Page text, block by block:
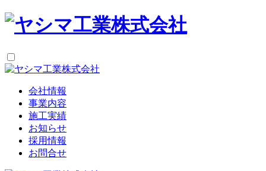
会社情報
事業内容
施工実績
お知らせ
採用情報
お問合せ